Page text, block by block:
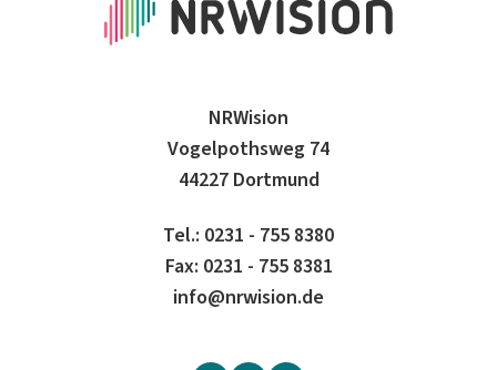
NRWision
Vogelpothsweg 74
44227 Dortmund
Tel.: 0231 - 755 8380
Fax: 0231 - 755 8381
info@nrwision.de